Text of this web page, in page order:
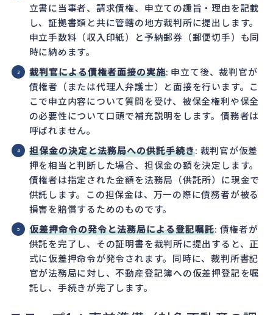
立書に当事者、請求債権、申立ての趣旨・理由を記載
し、証拠書類と共に管轄の地方裁判所に提出します。
申立手数料（収入印紙）と予納郵券（郵便切手）も同
時に納めます。
裁判官による債権者面接の実施: 申立て後、裁判官が
債権者（または代理人弁護士）と面接を行います。こ
こで申立内容について質問を受け、被保全権利や保全
の必要性について口頭で補充説明をします。債務者は
呼ばれません。
担保金の決定と法務局への供託手続き: 裁判官が仮差
押を相当と判断した場合、担保金の額を決定します。
債権者は指定された金額を法務局（供託所）に現金で
供託します。この担保金は、万一の際に債務者が被る
損害を賠償するためのものです。
仮差押命令の発令と法務局による登記嘱託: 債権者が
供託を完了し、その証明書を裁判所に提出すると、正
式に仮差押命令が発令されます。同時に、裁判所書記
官が法務局に対し、不動産登記簿への仮差押登記を嘱
託し、手続きが完了します。